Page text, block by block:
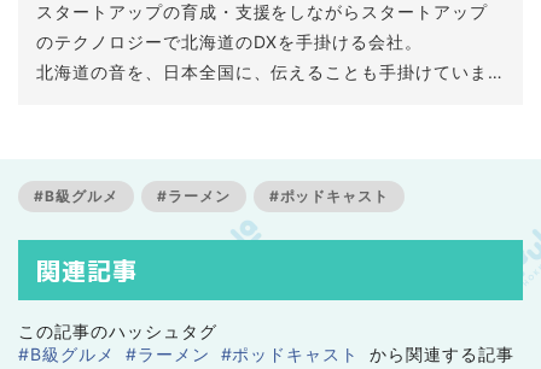
スタートアップの育成・支援をしながらスタートアップ
のテクノロジーで北海道のDXを手掛ける会社。
北海道の音を、日本全国に、伝えることも手掛けていま
#B級グルメ #ラーメン #ポッドキャスト
関連記事
この記事のハッシュタグ
#B級グルメ
#ラーメン #ポッドキャスト
から関連する記事